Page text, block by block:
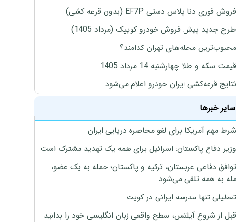
فروش فوری دنا پلاس دستی EF7P (بدون قرعه کشی)
طرح جدید پیش فروش خودرو کوییک (مرداد 1405)
محبوب‌ترین محله‌های تهران کدامند؟
قیمت سکه و طلا چهارشنبه 14 مرداد 1405
نتایج قرعه‌کشی ایران خودرو اعلام می‌شود
سایر خبرها
شرط مهم آمریکا برای لغو محاصره دریایی ایران
وزیر دفاع پاکستان: اسرائیل برای همه یک تهدید مشترک است
توافق دفاعی عربستان، ترکیه و پاکستان؛ حمله به یک عضو،
به همه تلقی می‌شود
تعطیلی تنها مدرسه ایرانی در کویت
قبل از شروع آیلتس، سطح واقعی زبان انگلیسی خود را بدانید